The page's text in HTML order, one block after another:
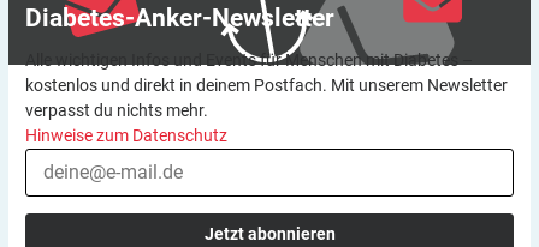
Diabetes-Anker-Newsletter
Alle wichtigen Infos und Events für Menschen mit Diabetes –
kostenlos und direkt in deinem Postfach. Mit unserem Newsletter
verpasst du nichts mehr.
Hinweise zum Datenschutz
Jetzt abonnieren